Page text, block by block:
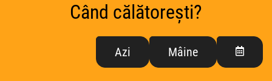
Când călătorești?
Azi Mâine